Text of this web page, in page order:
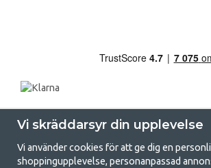
Vi skräddarsyr din upplevelse
Vi använder cookies för att ge dig en
shoppingupplevelse, personanpassad